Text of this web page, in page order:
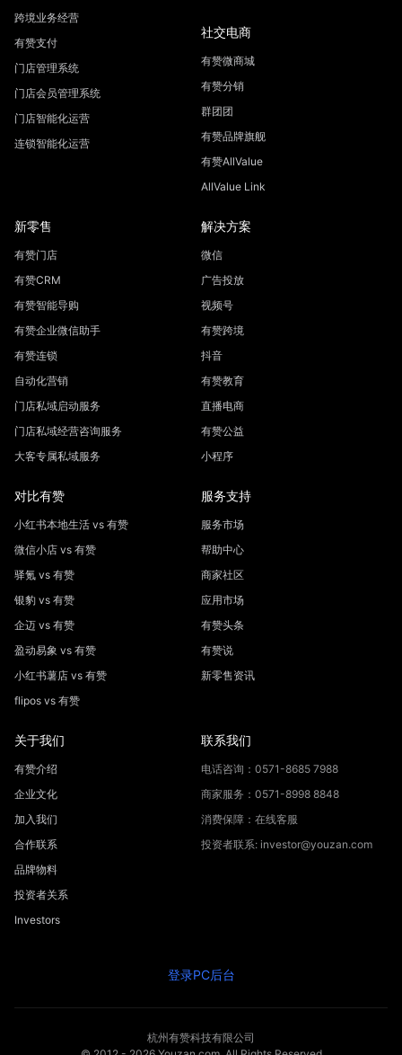
跨境业务经营
有赞支付
门店管理系统
门店会员管理系统
门店智能化运营
连锁智能化运营
社交电商
有赞微商城
有赞分销
群团团
有赞品牌旗舰
有赞AllValue
AllValue Link
新零售
有赞门店
有赞CRM
有赞智能导购
有赞企业微信助手
有赞连锁
自动化营销
门店私域启动服务
门店私域经营咨询服务
大客专属私域服务
解决方案
微信
广告投放
视频号
有赞跨境
抖音
有赞教育
直播电商
有赞公益
小程序
对比有赞
小红书本地生活 vs 有赞
微信小店 vs 有赞
驿氪 vs 有赞
银豹 vs 有赞
企迈 vs 有赞
盈动易象 vs 有赞
小红书薯店 vs 有赞
flipos vs 有赞
服务支持
服务市场
帮助中心
商家社区
应用市场
有赞头条
有赞说
新零售资讯
关于我们
有赞介绍
企业文化
加入我们
合作联系
品牌物料
投资者关系
Investors
联系我们
电话咨询：0571-8685 7988
商家服务：0571-8998 8848
消费保障：在线客服
投资者联系: investor@youzan.com
登录PC后台
杭州有赞科技有限公司